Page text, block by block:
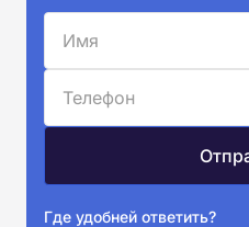
Где удобней ответить?